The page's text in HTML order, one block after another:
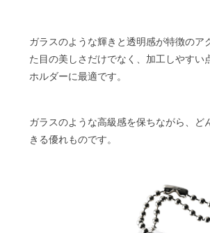
ガラスのような輝きと透明感が特徴のア
た目の美しさだけでなく、加工しやすい
ホルダーに最適です。
ガラスのような高級感を保ちながら、ど
きる優れものです。